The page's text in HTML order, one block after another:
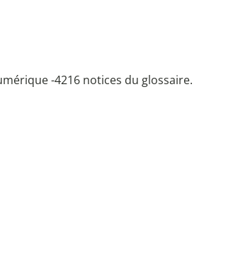
-4216 notices du glossaire.